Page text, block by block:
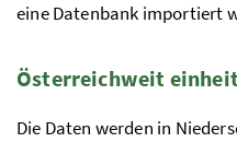
eine Datenbank importiert
Österreichweit
Die Daten werden in